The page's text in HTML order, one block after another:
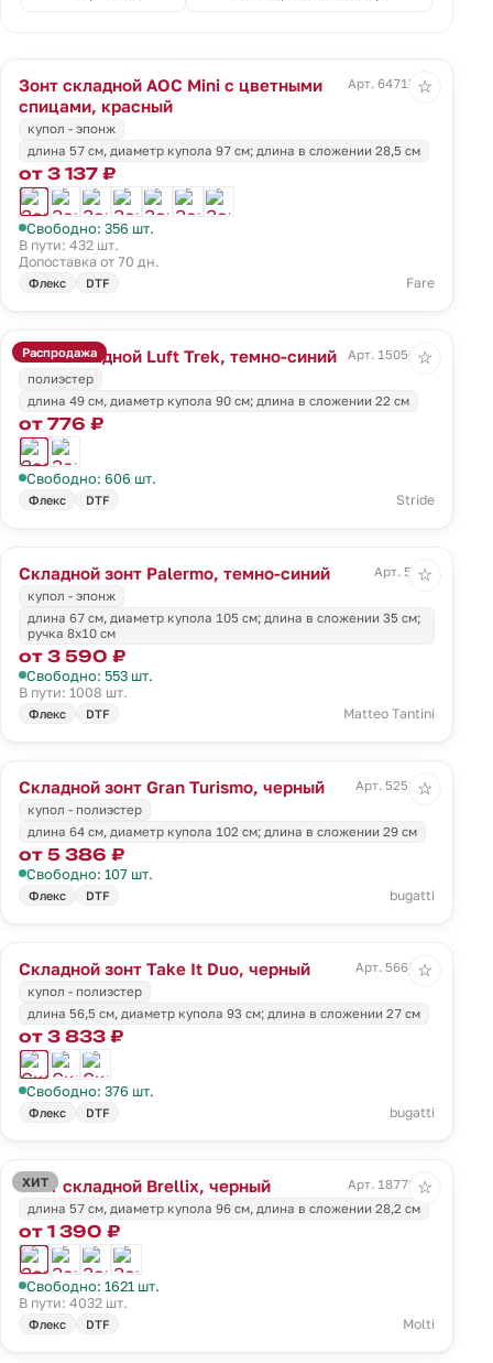
Зонт складной AOC Mini с цветными
спицами, красный
Арт. 64715.50
купол - эпонж
длина 57 см, диаметр купола 97 см; длина в сложении 28,5 см
от 3 137 ₽
Свободно: 356 шт.
В пути: 432 шт.
Допоставка от 70 дн.
Флекс DTF Fare
☆
Распродажа
Зонт складной Luft Trek, темно-синий
Арт. 15056.40
полиэстер
длина 49 см, диаметр купола 90 см; длина в сложении 22 см
от 776 ₽
Свободно: 606 шт.
Флекс DTF Stride
☆
Складной зонт Palermo, темно-синий
Арт. 5131
купол - эпонж
длина 67 см, диаметр купола 105 см; длина в сложении 35 см;
ручка 8х10 см
от 3 590 ₽
Свободно: 553 шт.
В пути: 1008 шт.
Флекс DTF Matteo Tantini
☆
Складной зонт Gran Turismo, черный
Арт. 5258.30
купол - полиэстер
длина 64 см, диаметр купола 102 см; длина в сложении 29 см
от 5 386 ₽
Свободно: 107 шт.
Флекс DTF bugatti
☆
Складной зонт Take It Duo, черный
Арт. 5668.30
купол - полиэстер
длина 56,5 см, диаметр купола 93 см; длина в сложении 27 см
от 3 833 ₽
Свободно: 376 шт.
Флекс DTF bugatti
☆
ХИТ
Зонт складной Brellix, черный
Арт. 18779.30
длина 57 см, диаметр купола 96 см, длина в сложении 28,2 см
от 1 390 ₽
Свободно: 1621 шт.
В пути: 4032 шт.
Флекс DTF Molti
☆